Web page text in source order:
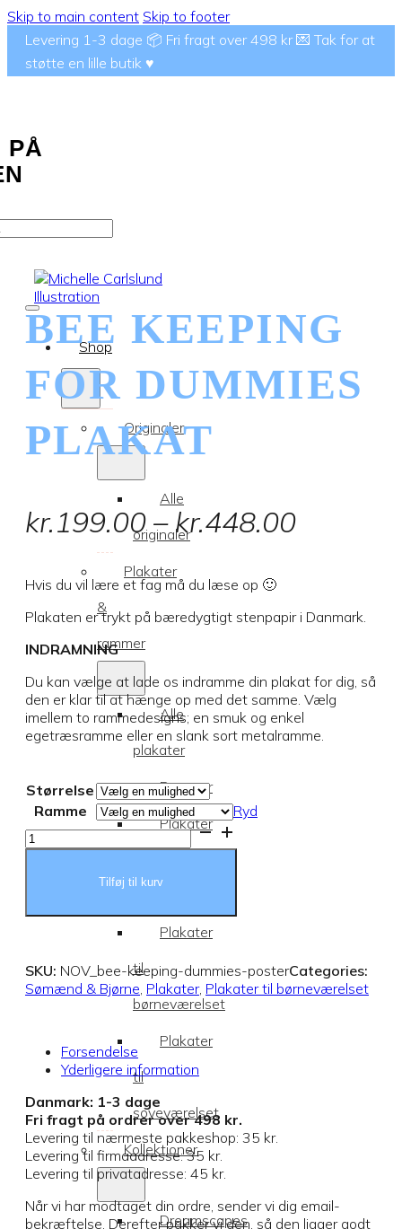
Skip to main content Skip to footer
Levering 1-3 dage 📦 Fri fragt over 498 kr 💌 Tak for at
støtte en lille butik ♥️
PÅ
Shop
Originaler
Alle
originaler
Plakater
&
rammer
Alle
plakater
Rammer
Plakater
Plakater
til
børneværelset
Plakater
til
soveværelset
Kollektioner
Dreamscapes
BEE KEEPING
FOR DUMMIES
PLAKAT
kr.199.00 – kr.448.00
Hvis du vil lære et fag må du læse op 🙂
Plakaten er trykt på bæredygtigt stenpapir i Danmark.
INDRAMNING
Du kan vælge at lade os indramme din plakat for dig, så
den er klar til at hænge op med det samme. Vælg
imellem to rammedesigns; en smuk og enkel
egetræsramme eller en slank sort metalramme.
Størrelse
Ramme
Ryd
Bee
Keeping
antal
Tilføj til kurv
SKU: NOV_bee-keeping-dummies-posterCategories:
Sømænd & Bjørne, Plakater, Plakater til børneværelset
Forsendelse
Yderligere information
Danmark: 1-3 dage
Fri fragt på ordrer over 498 kr.
Levering til nærmeste pakkeshop: 35 kr.
Levering til firmaadresse: 35 kr.
Levering til privatadresse: 45 kr.
Når vi har modtaget din ordre, sender vi dig email-
bekræftelse. Derefter pakker vi den, så den ligger godt